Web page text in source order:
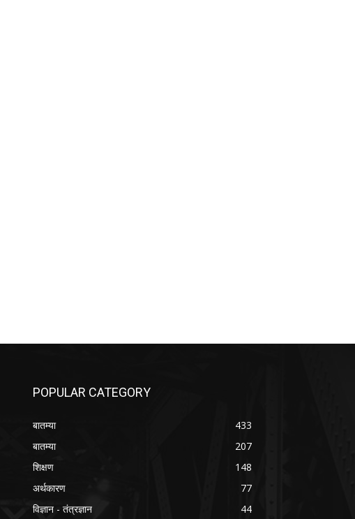
POPULAR CATEGORY
बातम्या
433
बातम्या
207
शिक्षण
148
अर्थकारण
77
विज्ञान - तंत्रज्ञान
44